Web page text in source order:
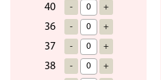
40 - +
36 - +
37 - +
38 - +